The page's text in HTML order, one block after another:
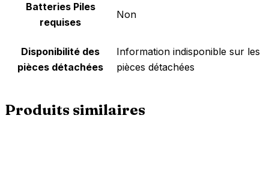
Batteries Piles
requises
‎Non
Disponibilité des
pièces détachées
‎Information indisponible sur les
pièces détachées
Produits similaires